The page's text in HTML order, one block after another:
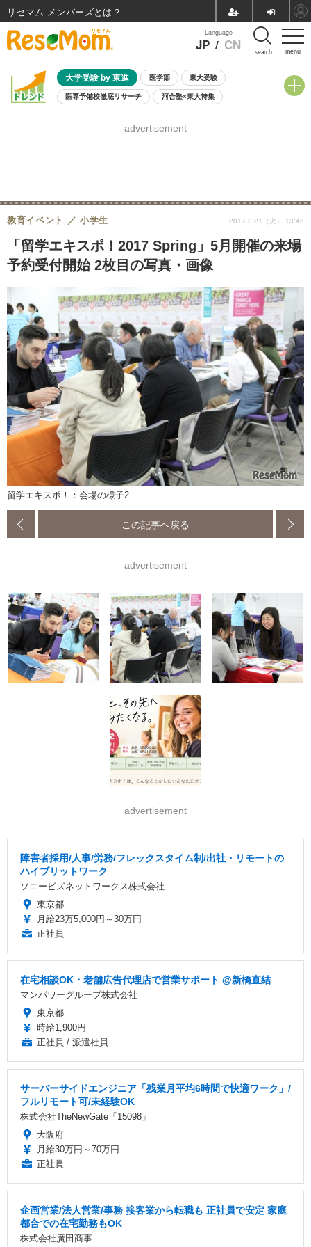
menu
Language
JP / CN search
大学受験 by 東進 医学部 東大受験
医専予備校徹底リサーチ 河合塾×東大特集
8月開催学校説明会・相談会
advertisement
「留学エキスポ！2017 Spring」5月開催の来場
予約受付開始 2枚目の写真・画像
教育イベント 小学生 2017.3.21（火） 13:45
留学エキスポ！：会場の様子2
この記事へ戻る
advertisement
advertisement
障害者採用/人事/労務/フレックスタイム制/出社・リモートの
ハイブリットワーク
ソニービズネットワークス株式会社
東京都
月給23万5,000円～30万円
正社員
在宅相談OK・老舗広告代理店で営業サポート @新橋直結
マンパワーグループ株式会社
東京都
時給1,900円
正社員 / 派遣社員
サーバーサイドエンジニア「残業月平均6時間で快適ワーク」/
フルリモート可/未経験OK
株式会社TheNewGate「15098」
大阪府
月給30万円～70万円
正社員
企画営業/法人営業/事務 接客業から転職も 正社員で安定 家庭
都合での在宅勤務もOK
株式会社廣田商事
リセマム メンバーズ